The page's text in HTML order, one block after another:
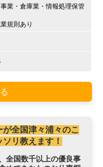
業・倉庫業・情報処理保管
規則あり
全国津々浦々のこ
リ教えます！
全国数千以上の優良事